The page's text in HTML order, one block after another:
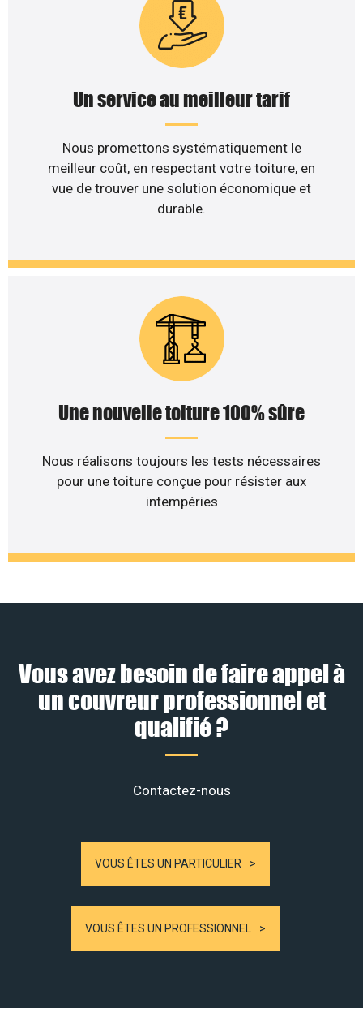
Un service au meilleur tarif
Nous promettons systématiquement le
meilleur coût, en respectant votre toiture, en
vue de trouver une solution économique et
durable.
Une nouvelle toiture 100% sûre
Nous réalisons toujours les tests nécessaires
pour une toiture conçue pour résister aux
intempéries
Vous avez besoin de faire appel à
un couvreur professionnel et
qualifié ?
Contactez-nous
VOUS ÊTES UN PARTICULIER
VOUS ÊTES UN PROFESSIONNEL